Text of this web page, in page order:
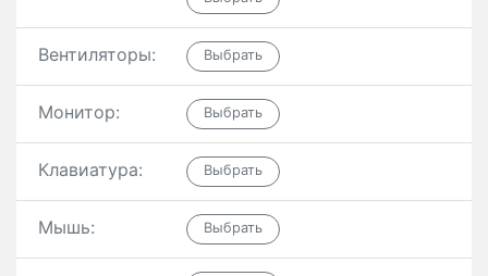
Вентиляторы:
Монитор:
Клавиатура:
Мышь: